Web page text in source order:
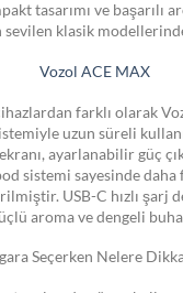
tasarımı ve başarılı
sevilen klasik
Vozol ACE MAX
farklı olarak
uzun süreli
ayarlanabilir güç
sistemi sayesinde daha
USB-C hızlı şarj
aroma ve dengeli
Seçerken Nelere